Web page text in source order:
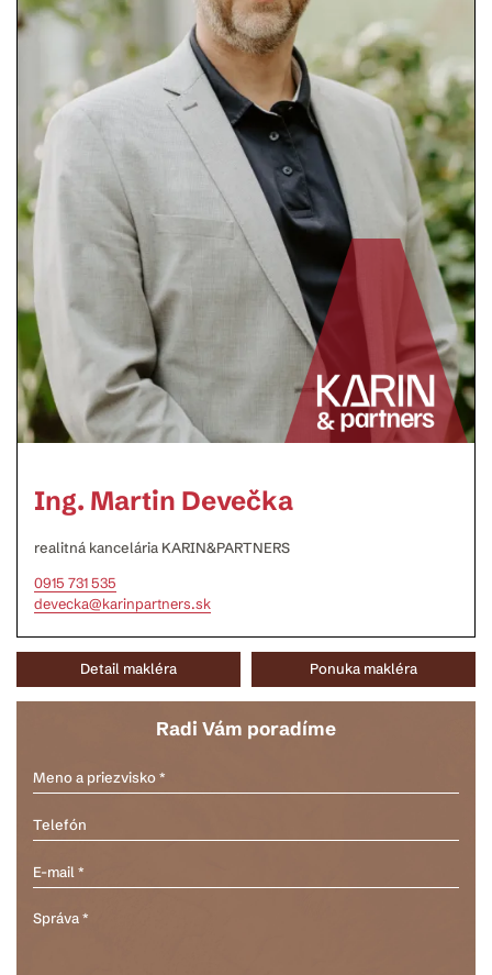
Ing. Martin Devečka
realitná kancelária KARIN&PARTNERS
0915 731 535
devecka@karinpartners.sk
Detail makléra Ponuka makléra
Radi Vám poradíme